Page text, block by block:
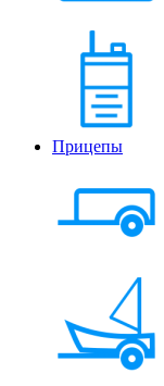
Прицепы